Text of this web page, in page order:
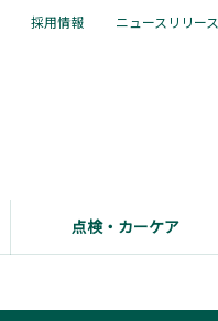
点検・カーケア
採用情報 ニュースリリース